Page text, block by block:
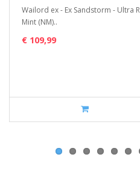
Wailord ex - Ex Sandstorm - Ultra
Mint (NM)..
€ 109,99